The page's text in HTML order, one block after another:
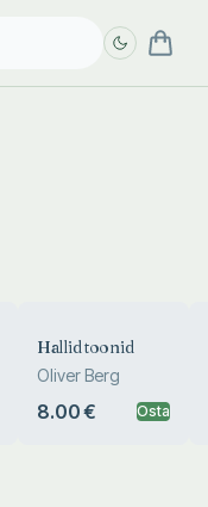
Hallid toonid
Oliver Berg
8.00 € Osta